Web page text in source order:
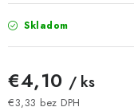
ZÁSUVKY A VYPÍNAČE
DOMÁCNOSŤ
Skladom
€4,10 / ks
€3,33 bez DPH